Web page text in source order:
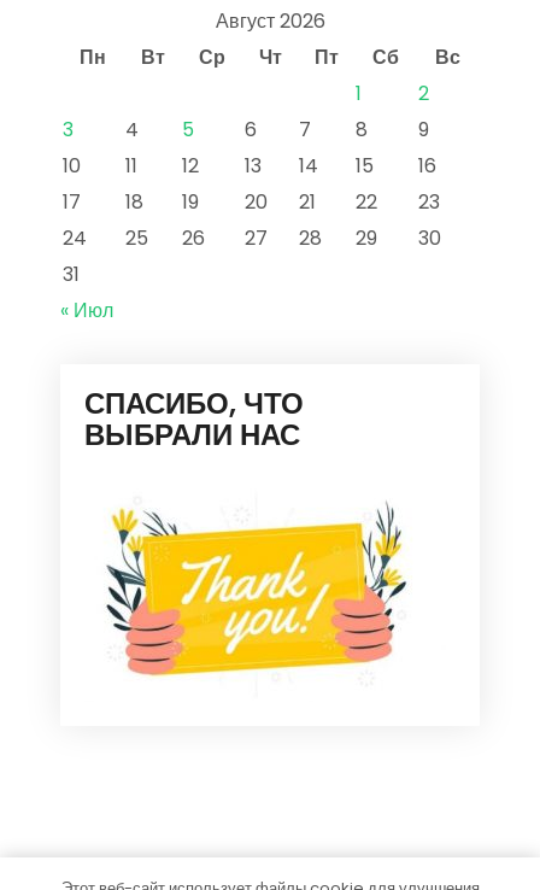
Август 2026
Пн
Вт Ср Чт Пт Сб
Вс
1
2
3
4 5 6 7 8
9
10
11 12 13 14 15
16
17
18 19 20 21 22
23
24
25 26 27 28 29
30
31
« Июл
СПАСИБО, ЧТО
ВЫБРАЛИ НАС